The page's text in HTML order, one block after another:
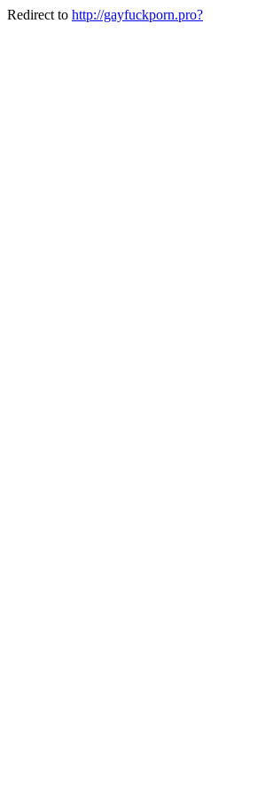
Redirect to http://gayfuckporn.pro?